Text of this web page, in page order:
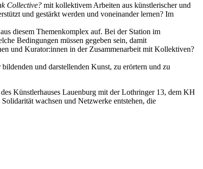
Collective? mit kollektivem Arbeiten aus künstlerischer und
und gestärkt werden und voneinander lernen? Im
diesem Themenkomplex auf. Bei der Station im
Bedingungen müssen gegeben sein, damit
und Kurator:innen in der Zusammenarbeit mit Kollektiven?
und darstellenden Kunst, zu erörtern und zu
Künstlerhauses Lauenburg mit der Lothringer 13, dem KH
wachsen und Netzwerke entstehen, die